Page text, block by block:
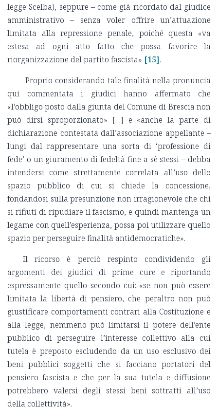
legge Scelba), seppure – come già ricordato dal giudice
amministrativo – senza voler offrire un’attuazione
limitata alla repressione penale, poiché questa «va
estesa ad ogni atto fatto che possa favorire la
riorganizzazione del partito fascista» [15].
Proprio considerando tale finalità nella pronuncia
qui commentata i giudici hanno affermato che
«l’obbligo posto dalla giunta del Comune di Brescia non
può dirsi sproporzionato» […] e «anche la parte di
dichiarazione contestata dall’associazione appellante –
lungi dal rappresentare una sorta di ‘professione di
fede’ o un giuramento di fedeltà fine a sè stessi – debba
intendersi come strettamente correlata all’uso dello
spazio pubblico di cui si chiede la concessione,
fondandosi sulla presunzione non irragionevole che chi
si rifiuti di ripudiare il fascismo, e quindi mantenga un
legame con quell’esperienza, possa poi utilizzare quello
spazio per perseguire finalità antidemocratiche».
Il ricorso è perciò respinto condividendo gli
argomenti dei giudici di prime cure e riportando
espressamente quello secondo cui: «se non può essere
limitata la libertà di pensiero, che peraltro non può
giustificare comportamenti contrari alla Costituzione e
alla legge, nemmeno può limitarsi il potere dell’ente
pubblico di perseguire l’interesse collettivo alla cui
tutela è preposto escludendo da un uso esclusivo dei
beni pubblici soggetti che si facciano portatori del
pensiero fascista e che per la sua tutela e diffusione
potrebbero valersi degli stessi beni sottratti all’uso
della collettività».